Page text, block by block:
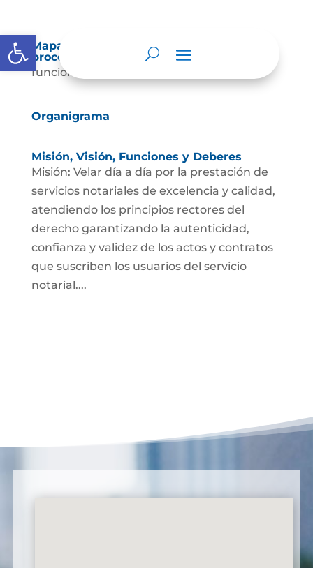
Abrir barra de herramientas
Mapas y cartas descriptivas de los
procesos
funciones-de-la-notariaDescarga
Organigrama
Misión, Visión, Funciones y Deberes
Misión: Velar día a día por la prestación de
servicios notariales de excelencia y calidad,
atendiendo los principios rectores del
derecho garantizando la autenticidad,
confianza y validez de los actos y contratos
que suscriben los usuarios del servicio
notarial....